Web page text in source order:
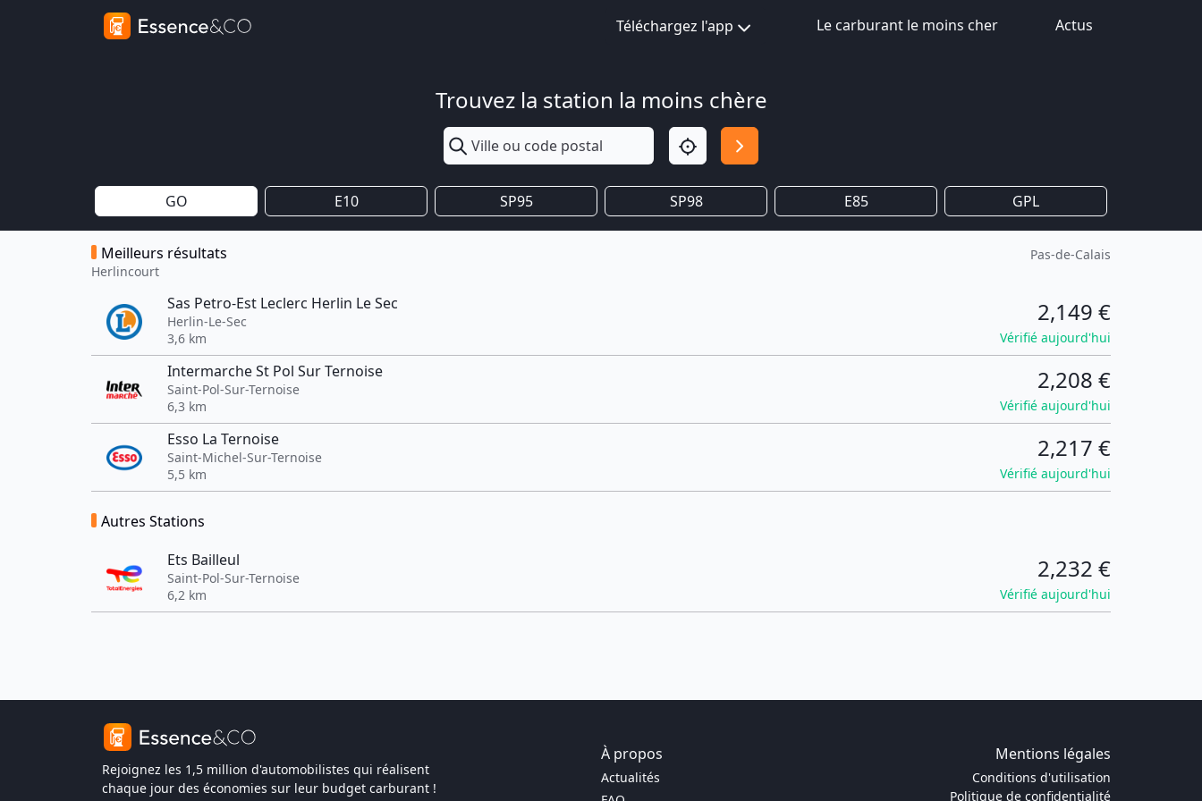
Téléchargez l'app Le carburant le moins cher Actus
Trouvez la station la moins chère
GO E10 SP95 SP98 E85 GPL
Meilleurs résultats
Herlincourt
Pas-de-Calais
Sas Petro-Est Leclerc Herlin Le Sec
Herlin-Le-Sec
3,6 km
2,149 €
Vérifié aujourd'hui
Intermarche St Pol Sur Ternoise
Saint-Pol-Sur-Ternoise
6,3 km
2,208 €
Vérifié aujourd'hui
Esso La Ternoise
Saint-Michel-Sur-Ternoise
5,5 km
2,217 €
Vérifié aujourd'hui
Autres Stations
Ets Bailleul
Saint-Pol-Sur-Ternoise
6,2 km
2,232 €
Vérifié aujourd'hui
Rejoignez les 1,5 million d'automobilistes qui réalisent
chaque jour des économies sur leur budget carburant !
À propos Mentions légales
Actualités
Conditions d'utilisation
Politique de confidentialité